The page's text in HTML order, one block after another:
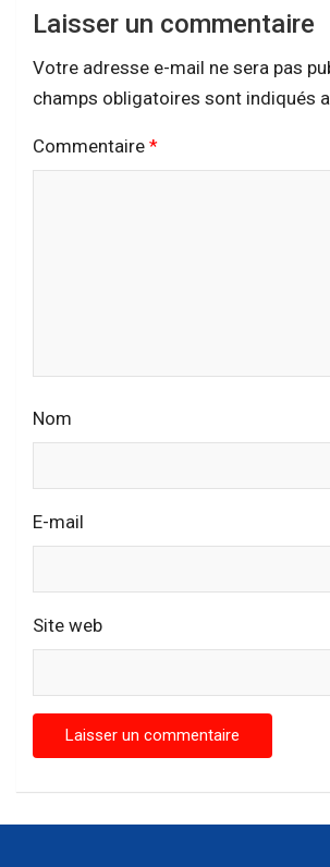
Laisser un commentaire
Votre adresse e-mail ne sera pas
champs obligatoires sont indiqués
Commentaire *
Nom
E-mail
Site web